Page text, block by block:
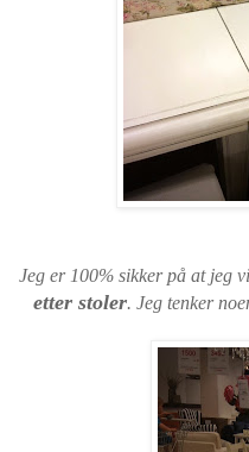
Jeg er 100% sikker på at jeg
etter stoler. Jeg tenker